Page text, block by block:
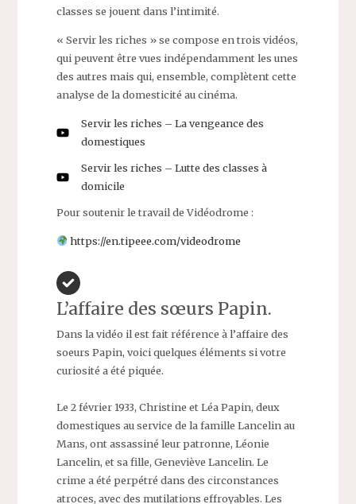
classes se jouent dans l’intimité.
« Servir les riches » se compose en trois vidéos,
qui peuvent être vues indépendamment les unes
des autres mais qui, ensemble, complètent cette
analyse de la domesticité au cinéma.
Servir les riches – La vengeance des
domestiques
Servir les riches – Lutte des classes à
domicile
Pour soutenir le travail de Vidéodrome :
https://en.tipeee.com/videodrome
L’affaire des sœurs Papin.
Dans la vidéo il est fait référence à l’affaire des
soeurs Papin, voici quelques éléments si votre
curiosité a été piquée.
Le 2 février 1933, Christine et Léa Papin, deux
domestiques au service de la famille Lancelin au
Mans, ont assassiné leur patronne, Léonie
Lancelin, et sa fille, Geneviève Lancelin. Le
crime a été perpétré dans des circonstances
atroces, avec des mutilations effroyables. Les